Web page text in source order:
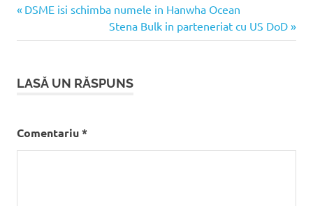
Navigare
în
articole
Articolul
DSME isi schimba numele in Hanwha Ocean
Articolul
următor:
Stena Bulk in parteneriat cu US DoD
LASĂ UN RĂSPUNS
Comentariu*